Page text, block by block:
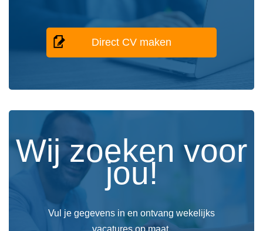
Direct CV maken
Wij zoeken voor
jou!
Vul je gegevens in en ontvang wekelijks